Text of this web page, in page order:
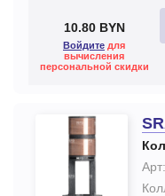
10.80 BYN
Войдите для
вычисления
персональной скидки
Арт: